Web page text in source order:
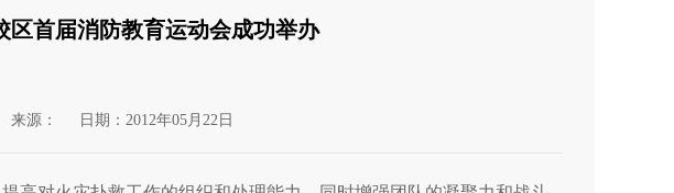
区首届消防教育运动会成功举办
来源： 日期：2012年05月22日